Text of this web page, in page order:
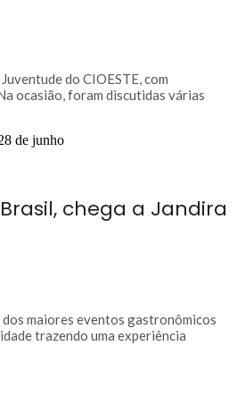
do CIOESTE, com
ocasião, foram discutidas várias
chega a Jandira
dos maiores eventos gastronômicos
trazendo uma experiência